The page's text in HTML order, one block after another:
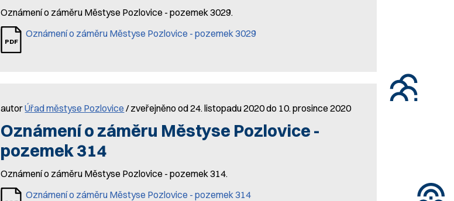
Oznámení o záměru Městyse Pozlovice - pozemek 3029.
Oznámení o záměru Městyse Pozlovice - pozemek 3029
autorÚřad městyse Pozlovice / zveřejněno od 24. listopadu 2020 do 10. prosince 2020
Oznámení o záměru Městyse Pozlovice -
pozemek 314
Oznámení o záměru Městyse Pozlovice - pozemek 314.
Oznámení o záměru Městyse Pozlovice - pozemek 314